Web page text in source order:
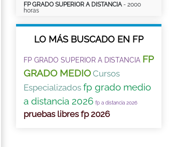
FP GRADO SUPERIOR A DISTANCIA- 2000
horas
LO MÁS BUSCADO EN FP
FP GRADO SUPERIOR A DISTANCIA FP
GRADO MEDIO Cursos
Especializados fp grado medio
a distancia 2026 fp a distancia 2026
pruebas libres fp 2026